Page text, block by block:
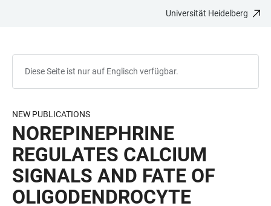
Universität Heidelberg
Diese Seite ist nur auf Englisch verfügbar.
NEW PUBLICATIONS
NOREPINEPHRINE
REGULATES CALCIUM
SIGNALS AND FATE OF
OLIGODENDROCYTE